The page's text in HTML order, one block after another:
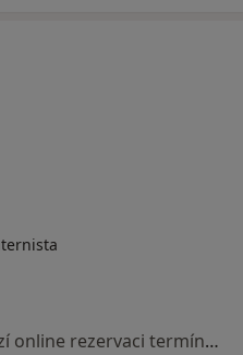
Tento specialista nenabízí online rezervaci termínu na této adrese.